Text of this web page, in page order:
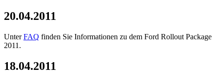
20.04.2011
UnterFAQ finden Sie Informationen zu dem Ford Rollout Package
2011.
18.04.2011